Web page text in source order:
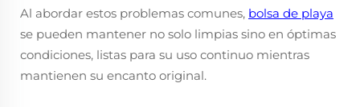
Al abordar estos problemas comunes, bolsa de playa
se pueden mantener no solo limpias sino en óptimas
condiciones, listas para su uso continuo mientras
mantienen su encanto original.